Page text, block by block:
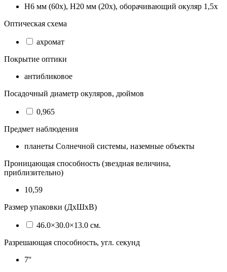
H6 мм (60х), H20 мм (20х), оборачивающий окуляр 1,5х
Оптическая схема
ахромат
Покрытие оптики
антибликовое
Посадочный диаметр окуляров, дюймов
0,965
Предмет наблюдения
планеты Солнечной системы, наземные объекты
Проницающая способность (звездная величина,
приблизительно)
10,59
Размер упаковки (ДхШхВ)
46.0×30.0×13.0 см.
Разрешающая способность, угл. секунд
7''